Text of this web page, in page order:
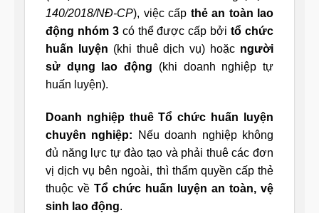
140/2018/NĐ-CP), việc cấp thẻ an toàn lao
động nhóm 3có thể được cấp bởitổ chức
huấn luyện (khi thuê dịch vụ) hoặc người
sử dụng lao động (khi doanh nghiệp tự
huấn luyện).
Doanh nghiệp thuê Tổ chức huấn luyện
chuyên nghiệp: Nếu doanh nghiệp không
đủ năng lực tự đào tạo và phải thuê các đơn
vị dịch vụ bên ngoài, thì thẩm quyền cấp thẻ
thuộc về Tổ chức huấn luyện an toàn, vệ
sinh lao động.